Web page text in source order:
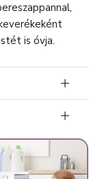
is óvja.
Glycerin,
Parfum,